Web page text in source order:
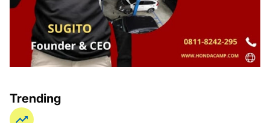
Trending